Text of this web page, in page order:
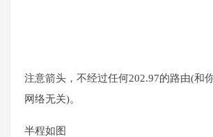
注意箭头，不经过任何202.97的路由(和
网络无关)。
半程如图